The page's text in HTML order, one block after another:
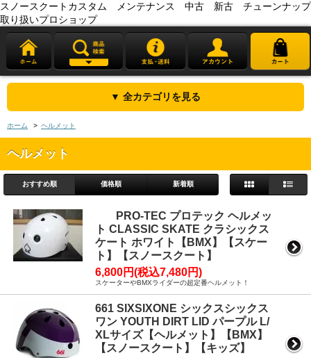
スノースクートカスタム メンテナンス 中古 新古 チューンナップ
取り扱いプロショップ
▼ 全カテゴリを見る
ホーム > ヘルメット
ヘルメット
おすすめ順 価格順 新着順
PRO-TEC プロテック ヘルメッ
ト CLASSIC SKATE クラシックス
ケート ホワイト【BMX】【スケー
ト】【スノースクート】
6,800円(税込7,480円)
スケーターやBMXライダーの超定番ヘルメット！
661 SIXSIXONE シックスシックス
ワン YOUTH DIRT LID パープル L/
XLサイズ【ヘルメット】【BMX】
【スノースクート】【キッズ】